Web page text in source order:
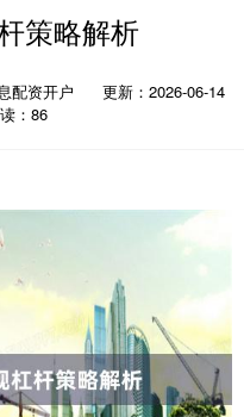
策略解析
配资开户
更新：2026-06-14
：86